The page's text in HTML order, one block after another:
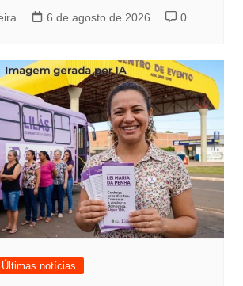
6 de agosto de 2026 0
Últimas notícias